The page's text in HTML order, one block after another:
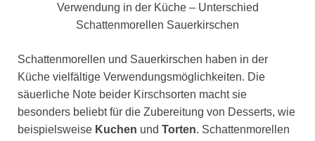
Verwendung in der Küche – Unterschied
Schattenmorellen Sauerkirschen
Schattenmorellen und Sauerkirschen haben in der
Küche vielfältige Verwendungsmöglichkeiten. Die
säuerliche Note beider Kirschsorten macht sie
besonders beliebt für die Zubereitung von Desserts, wie
beispielsweise Kuchen und Torten. Schattenmorellen